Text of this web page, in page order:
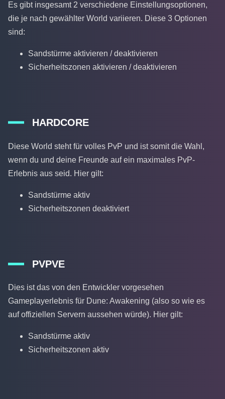
Es gibt insgesamt 2 verschiedene Einstellungsoptionen,
die je nach gewählter World variieren. Diese 3 Optionen
sind:
Sandstürme aktivieren / deaktivieren
Sicherheitszonen aktivieren / deaktivieren
HARDCORE
Diese World steht für volles PvP und ist somit die Wahl,
wenn du und deine Freunde auf ein maximales PvP-
Erlebnis aus seid. Hier gilt:
Sandstürme aktiv
Sicherheitszonen deaktiviert
PVPVE
Dies ist das von den Entwickler vorgesehen
Gameplayerlebnis für Dune: Awakening (also so wie es
auf offiziellen Servern aussehen würde). Hier gilt:
Sandstürme aktiv
Sicherheitszonen aktiv